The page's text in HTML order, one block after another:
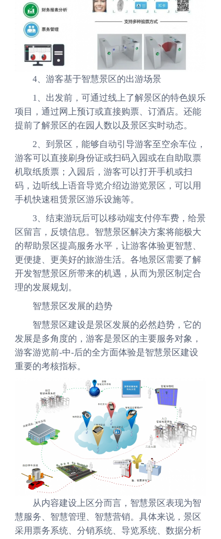
4、游客基于智慧景区的出游场景
1、出发前，可通过线上了解景区的特色娱乐
项目，通过网上预订或直接购票、订酒店。还能
提前了解景区的在园人数以及景区实时动态。
2、到景区，能够自动引导游客至空余车位，
游客可以直接刷身份证或扫码入园或在自助取票
机取纸质票；入园后，游客可以打开手机或扫
码，边听线上语音导览介绍边游览景区，可以用
手机快速租赁景区游乐设施等。
3、结束游玩后可以移动端支付停车费，给景
区留言，反馈信息。智慧景区解决方案将能极大
的帮助景区提高服务水平，让游客体验更智慧、
更便捷、更美好的旅游生活。各地景区需要了解
开发智慧景区所带来的机遇，从而为景区制定合
理的发展规划。
智慧景区发展的趋势
智慧景区建设是景区发展的必然趋势，它的
发展是多角度的，游客是景区的主要服务对象，
游客游览前-中-后的全方面体验是智慧景区建设
重要的考核指标。
从内容建设上区分而言，智慧景区表现为智
慧服务、智慧管理、智慧营销。具体来说，景区
采用票务系统、分销系统、导览系统、数据分析